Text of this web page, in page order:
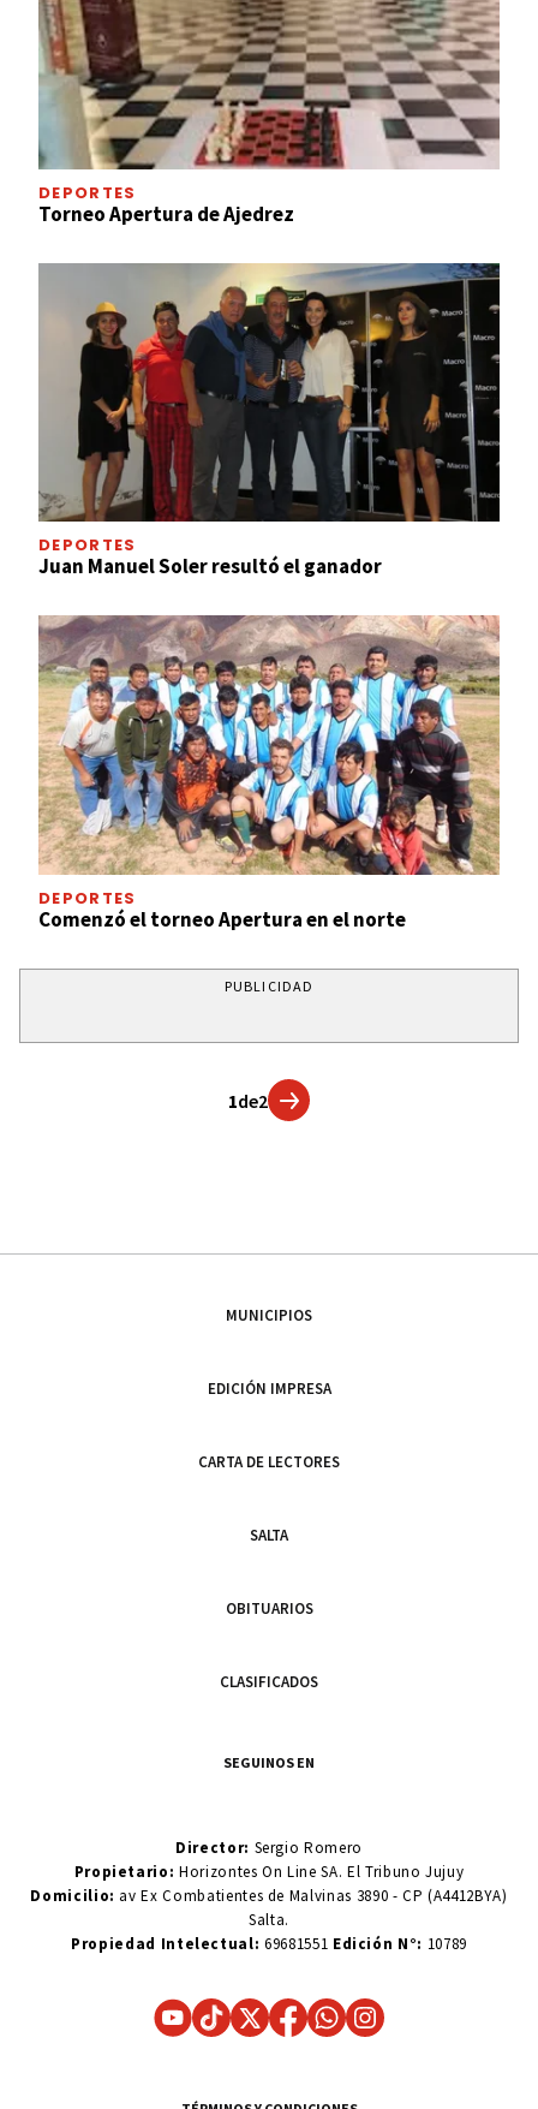
DEPORTES
Torneo Apertura de Ajedrez
DEPORTES
Juan Manuel Soler resultó el ganador
DEPORTES
Comenzó el torneo Apertura en el norte
PUBLICIDAD
1de2
MUNICIPIOS
EDICIÓN IMPRESA
CARTA DE LECTORES
SALTA
OBITUARIOS
CLASIFICADOS
SEGUINOS EN
Director: Sergio Romero
Propietario:Horizontes On Line SA. El Tribuno Jujuy
Domicilio: av Ex Combatientes de Malvinas 3890 - CP (A4412BYA)
Salta.
Propiedad Intelectual: 69681551 Edición N°: 10789